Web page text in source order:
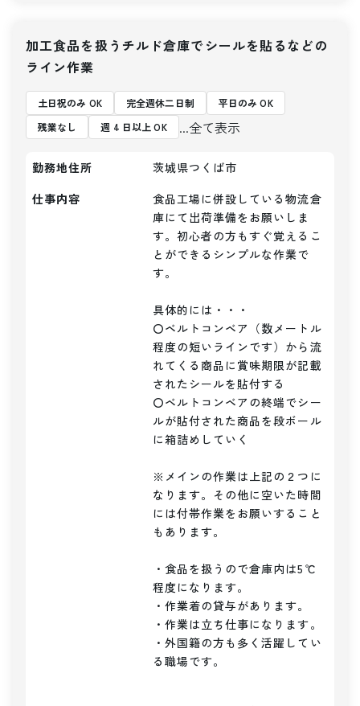
加工食品を扱うチルド倉庫でシールを貼るなどの
ライン作業
土日祝のみ OK 完全週休二日制
平日のみ OK
残業なし
週 4 日以上 OK ...全て表示
勤務地住所
茨城県つくば市
仕事内容
食品工場に併設している物流倉
庫にて出荷準備をお願いしま
す。初心者の方もすぐ覚えるこ
とができるシンプルな作業で
す。
具体的には・・・
〇ベルトコンベア（数メートル
程度の短いラインです）から流
れてくる商品に賞味期限が記載
されたシールを貼付する
〇ベルトコンベアの終端でシー
ルが貼付された商品を段ボール
に箱詰めしていく
※メインの作業は上記の２つに
なります。その他に空いた時間
には付帯作業をお願いすること
もあります。
・食品を扱うので倉庫内は5℃
程度になります。
・作業着の貸与があります。
・作業は立ち仕事になります。
・外国籍の方も多く活躍してい
る職場です。